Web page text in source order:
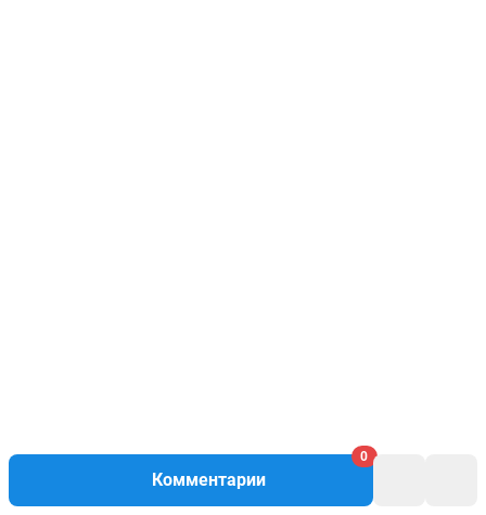
Комментарии
0